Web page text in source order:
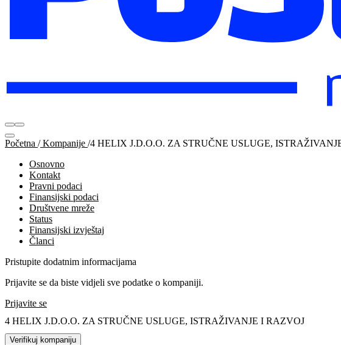
Početna /Kompanije /4 HELIX J.D.O.O. ZA STRUČNE USLUGE,
Osnovno
Kontakt
Pravni podaci
Finansijski podaci
Društvene mreže
Status
Finansijski izvještaj
Članci
Pristupite dodatnim informacijama
Prijavite se da biste vidjeli sve podatke o kompaniji.
Prijavite se
4 HELIX J.D.O.O. ZA STRUČNE USLUGE, ISTRAŽIVANJE I RAZVOJ
Verifikuj kompaniju